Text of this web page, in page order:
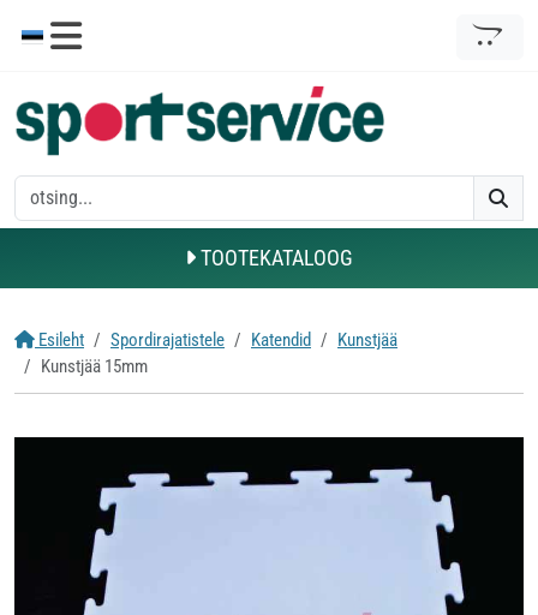
TOOTEKATALOOG
Esileht Spordirajatistele Katendid
Kunstjää
Kunstjää 15mm